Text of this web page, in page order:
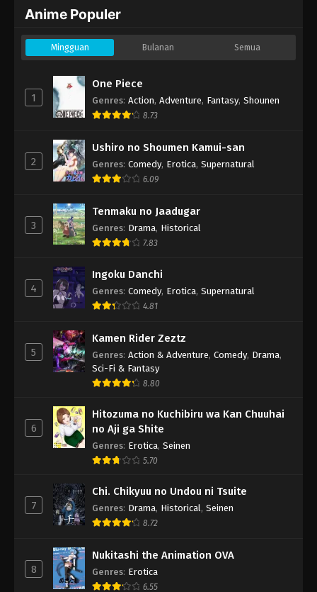
Anime Populer
Mingguan Bulanan Semua
1
One Piece
Genres: Action, Adventure, Fantasy, Shounen
8.73
2
Ushiro no Shoumen Kamui-san
Genres: Comedy, Erotica, Supernatural
6.09
3
Tenmaku no Jaadugar
Genres: Drama, Historical
7.83
4
Ingoku Danchi
Genres: Comedy, Erotica, Supernatural
4.81
5
Kamen Rider Zeztz
Genres: Action & Adventure, Comedy, Drama,
Sci-Fi & Fantasy
8.80
6
Hitozuma no Kuchibiru wa Kan Chuuhai
no Aji ga Shite
Genres: Erotica, Seinen
5.70
7
Chi. Chikyuu no Undou ni Tsuite
Genres: Drama, Historical, Seinen
8.72
8
Nukitashi the Animation OVA
Genres: Erotica
6.55